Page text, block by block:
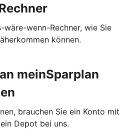
wäre-wenn-Rechner, wie Sie
können.
meinSparplan
brauchen Sie ein Konto mit
Depot bei uns.